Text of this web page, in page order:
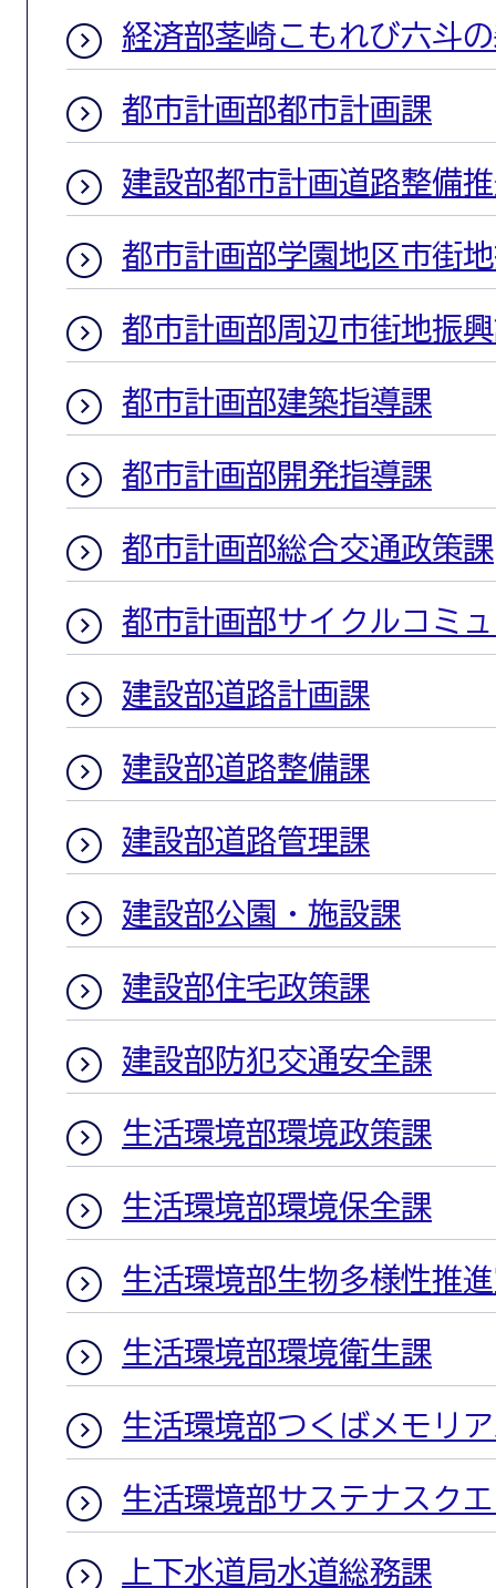
経済部茎崎こもれび六斗
都市計画部都市計画課
建設部都市計画道路整備
都市計画部学園地区市街
都市計画部周辺市街地振
都市計画部建築指導課
都市計画部開発指導課
都市計画部総合交通政策課
都市計画部サイクルコミ
建設部道路計画課
建設部道路整備課
建設部道路管理課
建設部公園・施設課
建設部住宅政策課
建設部防犯交通安全課
生活環境部環境政策課
生活環境部環境保全課
生活環境部生物多様性推
生活環境部環境衛生課
生活環境部つくばメモリ
生活環境部サステナスク
上下水道局水道総務課